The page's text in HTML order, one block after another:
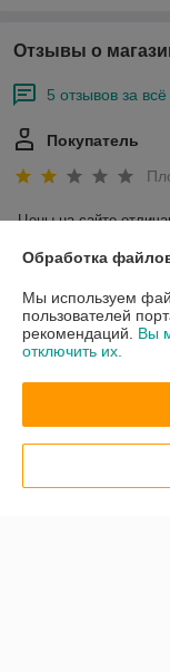
Отзывы о
5 отзывов за
Покупатель
Цены на сайте
Покупатель
Все хорошо, все
Обработка
Мы используем
пользователей
рекомендаций. Вы
отключить их.